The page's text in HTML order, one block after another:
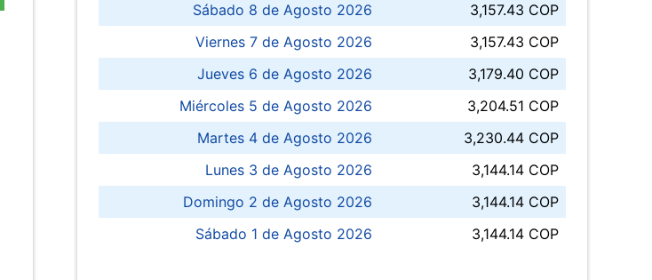
Sábado 8 de Agosto 2026
3,157.43 COP
Viernes 7 de Agosto 2026
3,157.43 COP
Jueves 6 de Agosto 2026
3,179.40 COP
Miércoles 5 de Agosto 2026
3,204.51 COP
Martes 4 de Agosto 2026
3,230.44 COP
Lunes 3 de Agosto 2026
3,144.14 COP
Domingo 2 de Agosto 2026
3,144.14 COP
Sábado 1 de Agosto 2026
3,144.14 COP